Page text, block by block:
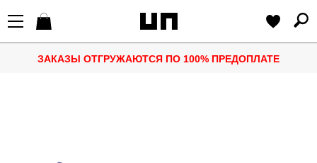
ЗАКАЗЫ ОТГРУЖАЮТСЯ ПО 100% ПРЕДОПЛАТЕ